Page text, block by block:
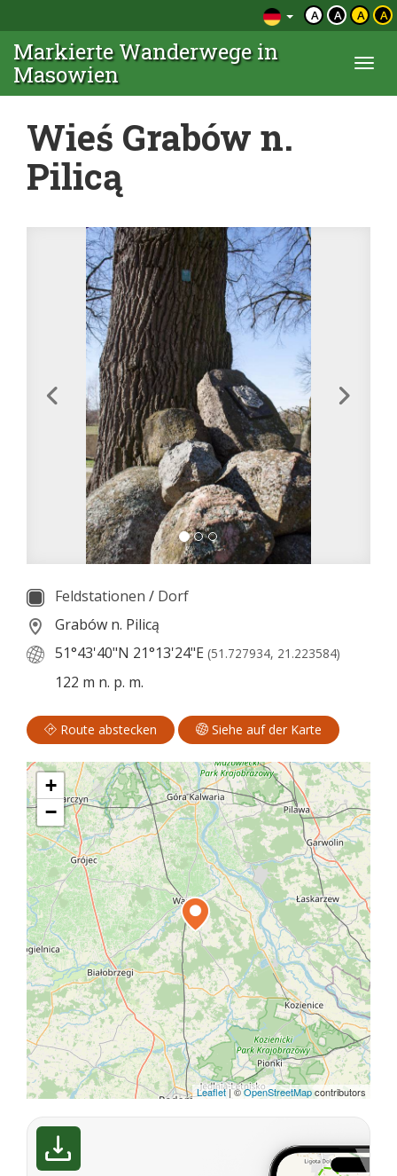
A A A A
Markierte Wanderwege in
Masowien
Wieś Grabów n.
Pilicą
Feldstationen / Dorf
Grabów n. Pilicą
51°43'40"N 21°13'24"E (51.727934, 21.223584)
122 m n. p. m.
Route abstecken Siehe auf der Karte
+
−
Leaflet|©OpenStreetMapcontributors